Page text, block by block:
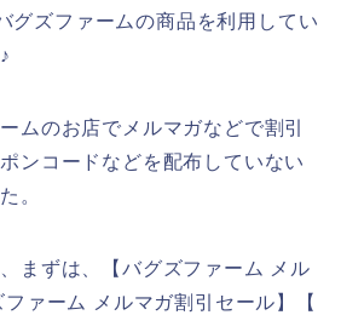
グズファームの商品を利用してい
ムのお店でメルマガなどで割引
ンコードなどを配布していない
。
まずは、【バグズファーム メル
ァーム メルマガ割引セール】【